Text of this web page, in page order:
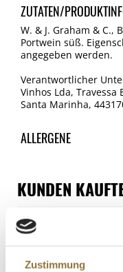
Zustimmung
ZUTATEN/
W. & J. Graham & C.,
Portwein süß.
angegeben werden.
Verantwortlicher
Vinhos Lda, Travessa
Santa Marinha,
ALLERGENE
Spuren / Enthalten
SO2/Sulfite
Enthalten
KUNDEN